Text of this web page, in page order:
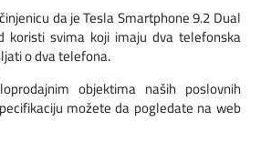
da je Tesla Smartphone 9.2 Dual
svima koji imaju dva telefonska
o dva telefona.
objektima naših poslovnih
možete da pogledate na web